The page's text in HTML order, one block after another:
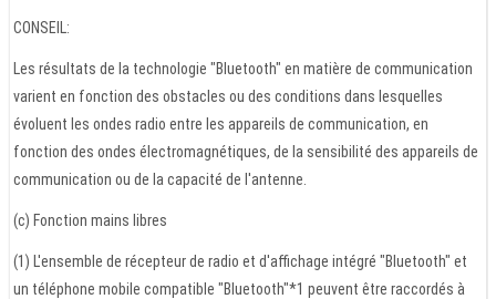
CONSEIL:
Les résultats de la technologie "Bluetooth" en matière de communication
varient en fonction des obstacles ou des conditions dans lesquelles
évoluent les ondes radio entre les appareils de communication, en
fonction des ondes électromagnétiques, de la sensibilité des appareils de
communication ou de la capacité de l'antenne.
(c) Fonction mains libres
(1) L'ensemble de récepteur de radio et d'affichage intégré "Bluetooth" et
un téléphone mobile compatible "Bluetooth"*1 peuvent être raccordés à